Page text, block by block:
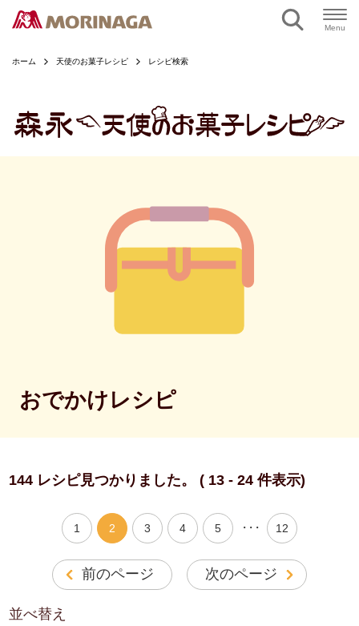
Menu
ホーム 天使のお菓子レシピ レシピ検索
おでかけレシピ
144 レシピ見つかりました。 ( 13 - 24 件表示)
前のページ
1 2 3 4 5 ・・・ 12
次のページ
並べ替え